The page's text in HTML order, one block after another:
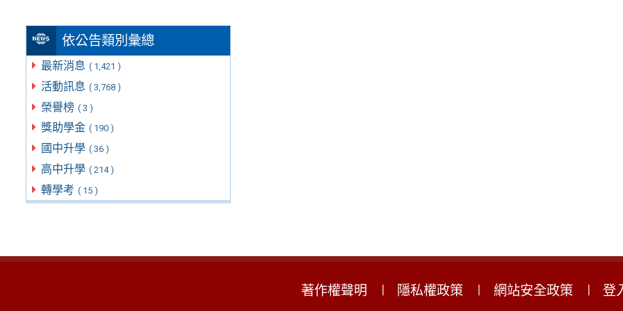
依公告類別彙總
最新消息 ( 1,421 )
活動訊息 ( 3,768 )
榮譽榜 ( 3 )
獎助學金 ( 190 )
國中升學 ( 36 )
高中升學 ( 214 )
轉學考 ( 15 )
著作權聲明 隱私權政策 網站安全政策
登